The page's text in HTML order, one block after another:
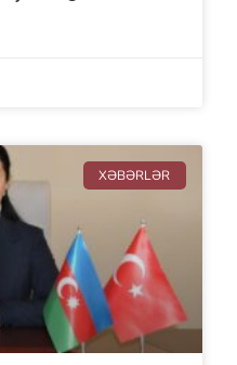
XƏBƏRLƏR